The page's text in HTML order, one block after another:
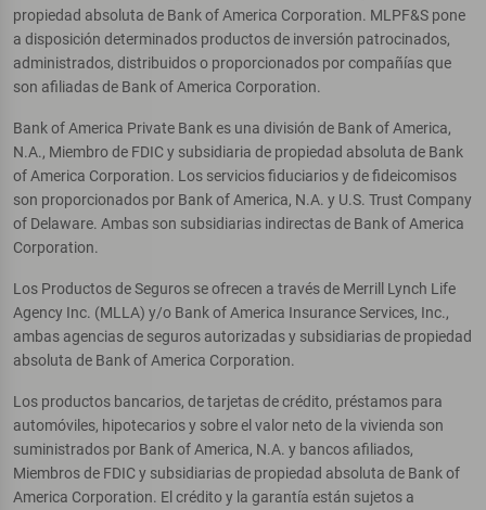
propiedad absoluta de Bank of America Corporation. MLPF&S pone
a disposición determinados productos de inversión patrocinados,
administrados, distribuidos o proporcionados por compañías que
son afiliadas de Bank of America Corporation.
Bank of America Private Bank es una división de Bank of America,
N.A., Miembro de FDIC y subsidiaria de propiedad absoluta de Bank
of America Corporation. Los servicios fiduciarios y de fideicomisos
son proporcionados por Bank of America, N.A. y U.S. Trust Company
of Delaware. Ambas son subsidiarias indirectas de Bank of America
Corporation.
Los Productos de Seguros se ofrecen a través de Merrill Lynch Life
Agency Inc. (MLLA) y/o Bank of America Insurance Services, Inc.,
ambas agencias de seguros autorizadas y subsidiarias de propiedad
absoluta de Bank of America Corporation.
Los productos bancarios, de tarjetas de crédito, préstamos para
automóviles, hipotecarios y sobre el valor neto de la vivienda son
suministrados por Bank of America, N.A. y bancos afiliados,
Miembros de FDIC y subsidiarias de propiedad absoluta de Bank of
America Corporation. El crédito y la garantía están sujetos a